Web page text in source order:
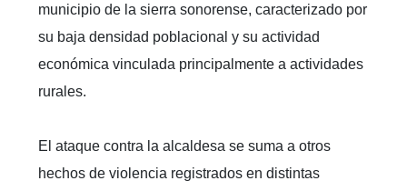
municipio de la sierra sonorense, caracterizado por
su baja densidad poblacional y su actividad
económica vinculada principalmente a actividades
rurales.
El ataque contra la alcaldesa se suma a otros
hechos de violencia registrados en distintas